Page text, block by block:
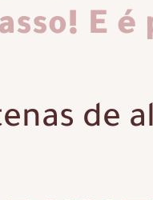
E é
de